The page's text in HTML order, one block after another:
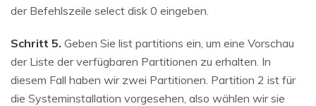
der Befehlszeile select disk 0 eingeben.
Schritt 5. Geben Sie list partitions ein, um eine Vorschau
der Liste der verfügbaren Partitionen zu erhalten. In
diesem Fall haben wir zwei Partitionen. Partition 2 ist für
die Systeminstallation vorgesehen, also wählen wir sie